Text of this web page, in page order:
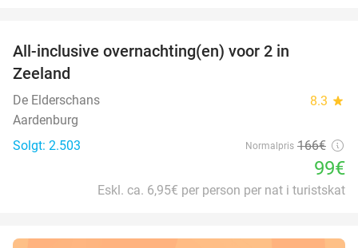
All-inclusive overnachting(en) voor 2 in
Zeeland
De Elderschans 8.3 star
Aardenburg
Solgt: 2.503
Normalpris 166€
99€
Eskl. ca. 6,95€ per person per nat i turistskat